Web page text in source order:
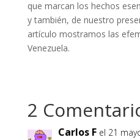
que marcan los hechos
y también, de nuestro
artículo mostramos las
Venezuela.
2
Carlos F el 21